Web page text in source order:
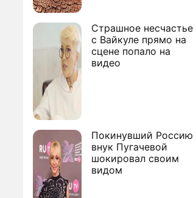
Страшное несчастье
с Вайкуле прямо на
сцене попало на
видео
Покинувший Россию
внук Пугачевой
шокировал своим
видом